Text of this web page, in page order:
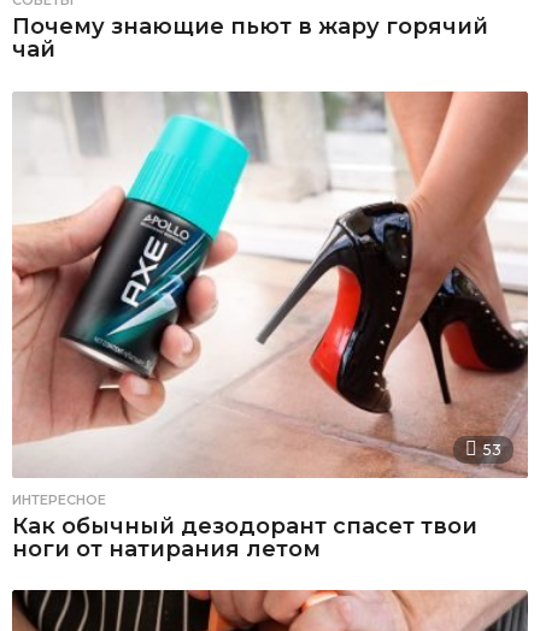
Почему знающие пьют в жару горячий
чай
53
ИНТЕРЕСНОЕ
Как обычный дезодорант спасет твои
ноги от натирания летом